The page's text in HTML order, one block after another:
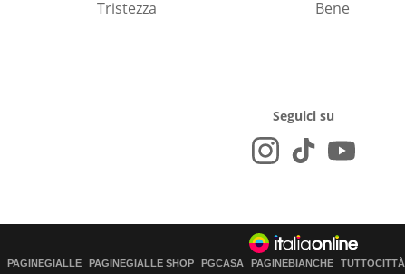
Tristezza
Bene
Seguici su
PAGINEGIALLE PAGINEGIALLE SHOP PGCASA PAGINEBIANCHE TUTTOCITTÀ